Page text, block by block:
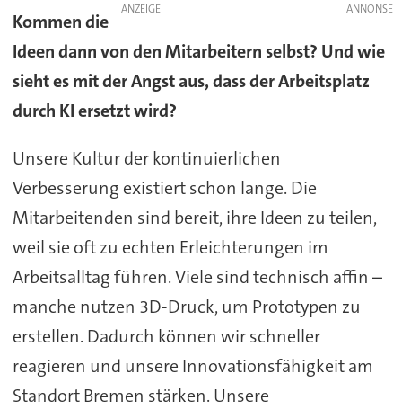
ANZEIGE
Kommen die
Ideen dann von den Mitarbeitern selbst? Und wie
sieht es mit der Angst aus, dass der Arbeitsplatz
durch KI ersetzt wird?
Unsere Kultur der kontinuierlichen
Verbesserung existiert schon lange. Die
Mitarbeitenden sind bereit, ihre Ideen zu teilen,
weil sie oft zu echten Erleichterungen im
Arbeitsalltag führen. Viele sind technisch affin –
manche nutzen 3D-Druck, um Prototypen zu
erstellen. Dadurch können wir schneller
reagieren und unsere Innovationsfähigkeit am
Standort Bremen stärken. Unsere